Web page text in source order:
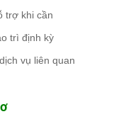
trợ khi cần
trì định kỳ
vụ liên quan